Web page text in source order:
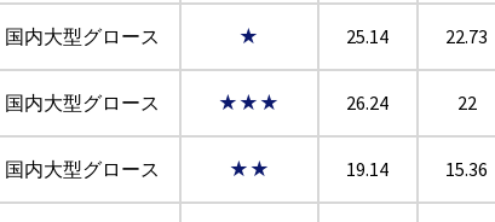
国内大型グロース ★ 25.14 22.73
国内大型グロース ★★★ 26.24 22
国内大型グロース ★★ 19.14 15.36